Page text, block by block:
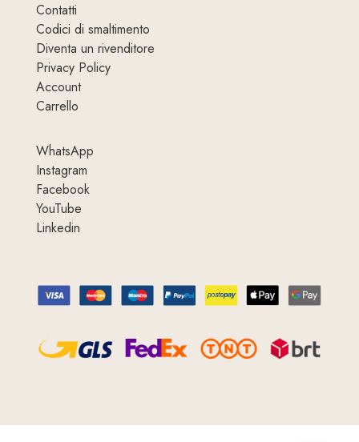
Contatti
Codici di smaltimento
Diventa un rivenditore
Privacy Policy
Account
Carrello
WhatsApp
Instagram
Facebook
YouTube
Linkedin